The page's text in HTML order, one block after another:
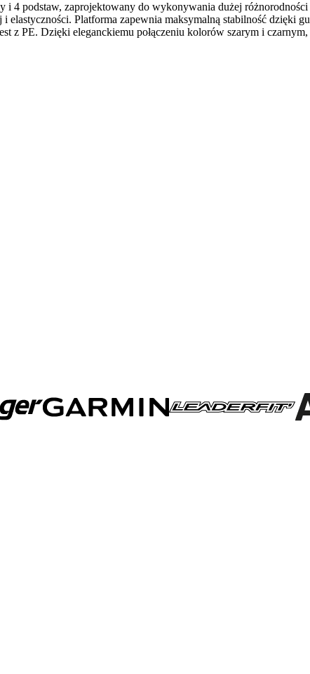
i 4 podstaw, zaprojektowany do wykonywania dużej
Platforma zapewnia maksymalną stabilność dzięki
z PE. Dzięki eleganckiemu połączeniu kolorów szarym i